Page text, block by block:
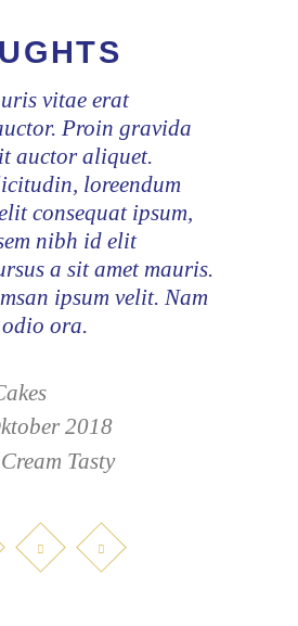
vitae erat
Proin gravida
auctor aliquet.
loreendum
consequat ipsum,
nibh id elit
a sit amet mauris.
ipsum velit. Nam
ora.
2018
Cream Tasty